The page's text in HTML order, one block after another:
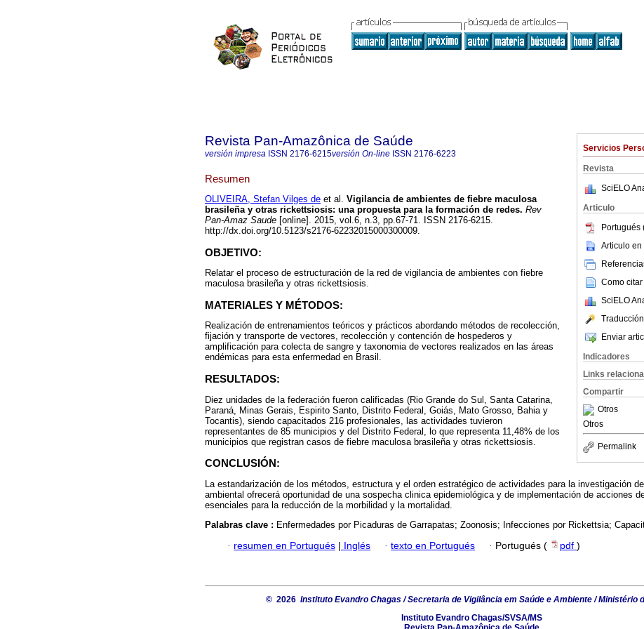
Servicios
Revista
SciELO
Articulo
Portugués
Articulo en
Como
SciELO
Enviar
Indicadores
Links
Compartir
Otros
Otros
Permalink
Revista Pan-Amazônica de Saúde
versión impresa ISSN 2176-6215versión On-line ISSN 2176-6223
Resumen
OLIVEIRA, Stefan Vilges de et al. Vigilancia de ambientes de fiebre maculosa
brasileña y otras rickettsiosis: una propuesta para la formación de redes. Rev
Pan-Amaz Saude [online]. 2015, vol.6, n.3, pp.67-71. ISSN 2176-6215.
http://dx.doi.org/10.5123/s2176-62232015000300009.
OBJETIVO:
Relatar el proceso de estructuración de la red de vigilancia de ambientes con fiebre
maculosa brasileña y otras rickettsiosis.
MATERIALES Y MÉTODOS:
Realización de entrenamientos teóricos y prácticos abordando métodos de recolección,
fijación y transporte de vectores, recolección y contención de hospederos y
amplificación para colecta de sangre y taxonomia de vectores realizados en las áreas
endémicas para esta enfermedad en Brasil.
RESULTADOS:
Diez unidades de la federación fueron calificadas (Rio Grande do Sul, Santa Catarina,
Paraná, Minas Gerais, Espirito Santo, Distrito Federal, Goiás, Mato Grosso, Bahia y
Tocantis), siendo capacitados 216 profesionales, las actividades tuvieron
representantes de 85 municipios y del Distrito Federal, lo que representa 11,48% de los
municipios que registran casos de fiebre maculosa brasileña y otras rickettsiosis.
CONCLUSIÓN:
La estandarización de los métodos, estructura y el orden estratégico de actividades para la investigación
ambiental ofrecerá oportunidad de una sospecha clinica epidemiológica y de implementación de acciones
esenciales para la reducción de la morbilidad y la mortalidad.
Palabras clave : Enfermedades por Picaduras de Garrapatas; Zoonosis; Infecciones por Rickettsia;
· resumen en Portugués Inglés · texto en Portugués · Portugués ( pdf )
© 2026 Instituto Evandro Chagas / Secretaria de Vigilância em Saúde e Ambiente / Ministério
Instituto Evandro Chagas/SVSA/MS